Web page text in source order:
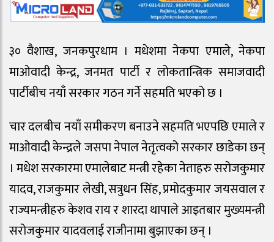
३० वैशाख, जनकपुरधाम । मधेशमा नेकपा एमाले, नेकपा
माओवादी केन्द्र, जनमत पार्टी र लोकतान्त्रिक समाजवादी
पार्टीबीच नयाँ सरकार गठन गर्ने सहमति भएको छ ।
चार दलबीच नयाँ समीकरण बनाउने सहमति भएपछि एमाले र
माओवादी केन्द्रले जसपा नेपाल नेतृत्वको सरकार छाडेका छन्
। मधेश सरकारमा एमालेबाट मन्त्री रहेका नेताहरु सरोजकुमार
यादव, राजकुमार लेखी, सत्रुधन सिंह, प्रमोदकुमार जयसवाल र
राज्यमन्त्रीहरु केशव राय र शारदा थापाले आइतबार मुख्यमन्त्री
सरोजकुमार यादवलाई राजीनामा बुझाएका छन् ।